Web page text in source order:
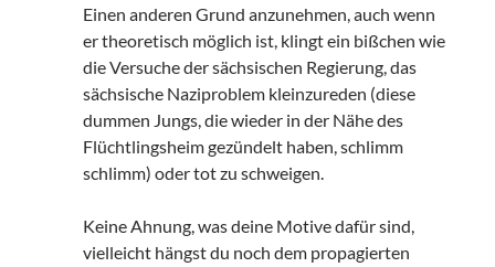
Einen anderen Grund anzunehmen, auch wenn
er theoretisch möglich ist, klingt ein bißchen wie
die Versuche der sächsischen Regierung, das
sächsische Naziproblem kleinzureden (diese
dummen Jungs, die wieder in der Nähe des
Flüchtlingsheim gezündelt haben, schlimm
schlimm) oder tot zu schweigen.
Keine Ahnung, was deine Motive dafür sind,
vielleicht hängst du noch dem propagierten